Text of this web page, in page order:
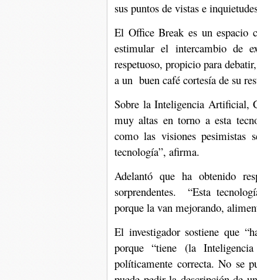
sus puntos de vistas e
El Office Break es un espacio
estimular el intercambio de
respetuoso, propicio para
a un buen café cortesía de su
Sobre la Inteligencia Artificial,
muy altas en torno a esta
como las visiones pesimistas
tecnología”, afirma.
Adelantó que ha obtenido
sorprendentes. “Esta
porque la van mejorando,
El investigador sostiene que
porque “tiene (la
políticamente correcta. No se